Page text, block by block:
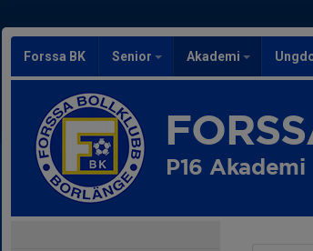
Forssa BK Senior Akademi
P16 Akademi